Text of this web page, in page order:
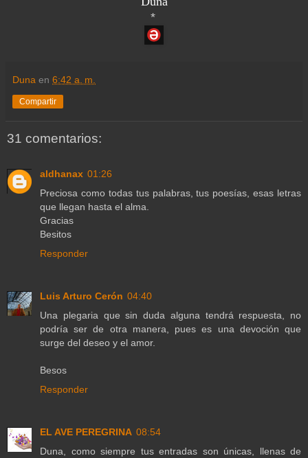
*
Duna en 6:42 a. m.
Compartir
31 comentarios:
aldhanax 01:26
Preciosa como todas tus palabras, tus poesías, esas letras
que llegan hasta el alma.
Gracias
Besitos
Responder
Luis Arturo Cerón 04:40
Una plegaria que sin duda alguna tendrá respuesta, no
podría ser de otra manera, pues es una devoción que
surge del deseo y el amor.
Besos
Responder
EL AVE PEREGRINA 08:54
Duna, como siempre tus entradas son únicas, llenas de